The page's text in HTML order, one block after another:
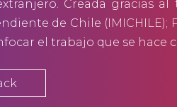
Creada gracias
de Chile (IMICHILE);
el trabajo que se hace